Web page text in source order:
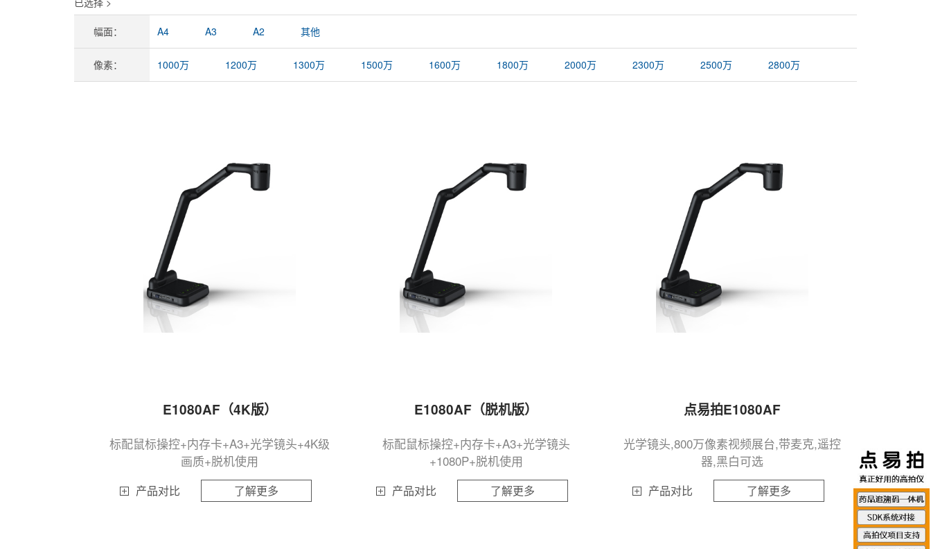
幅面： A4 A3 A2 其他
像素： 1000万 1200万 1300万 1500万 1600万 1800万 2000万 2300万 2500万 2800万
E1080AF（4K版）
标配鼠标操控+内存卡+A3+光学镜头+4K级
画质+脱机使用
产品对比 了解更多
E1080AF（脱机版）
标配鼠标操控+内存卡+A3+光学镜头
+1080P+脱机使用
产品对比 了解更多
点易拍E1080AF
光学镜头,800万像素视频展台,带麦克,遥控
器,黑白可选
产品对比 了解更多